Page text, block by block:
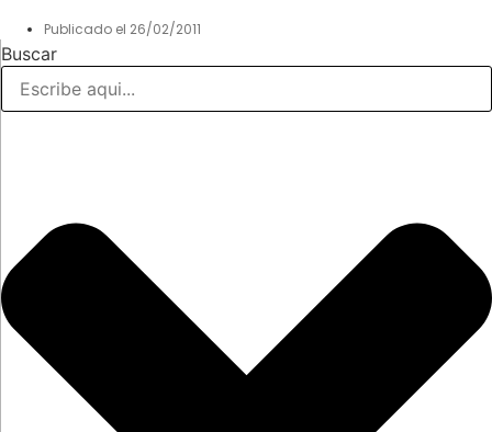
Publicado el 26/02/2011
Buscar